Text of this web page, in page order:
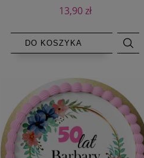
13,90 zł
DO KOSZYKA